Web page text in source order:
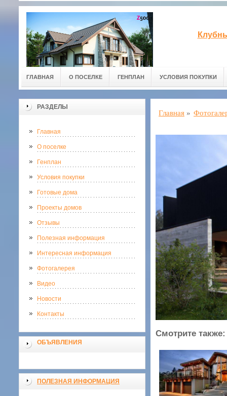
ГЛАВНАЯ О ПОСЕЛКЕ ГЕНПЛАН УСЛОВИЯ ПОКУПКИ
РАЗДЕЛЫ
Главная
О поселке
Генплан
Условия покупки
Готовые дома
Проекты домов
Отзывы
Полезная информация
Интересная информация
Фотогалерея
Видео
Новости
Контакты
ОБЪЯВЛЕНИЯ
ПОЛЕЗНАЯ ИНФОРМАЦИЯ
Главная »
Смотрите также: